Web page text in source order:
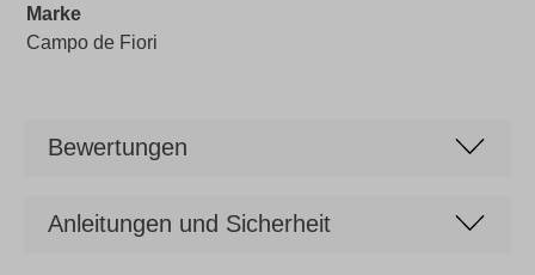
Marke
Campo de Fiori
Bewertungen
Anleitungen und Sicherheit